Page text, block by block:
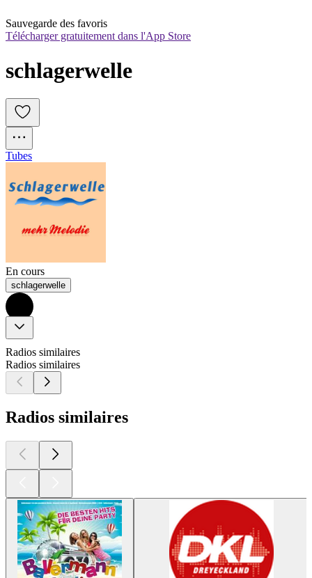
Sauvegarde des favoris
Télécharger gratuitement dans l'App Store
schlagerwelle
Tubes
En cours
schlagerwelle
Radios similaires
Radios similaires
Radios similaires